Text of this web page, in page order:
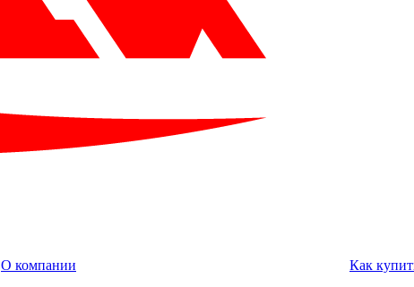
О компании
Как